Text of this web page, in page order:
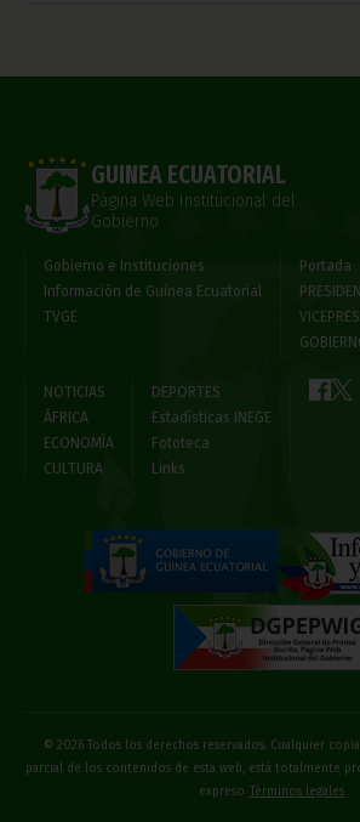
GUINEA ECUATORIAL
Página Web Institucional del
Gobierno
Gobierno e Instituciones
Información de Guinea Ecuatorial
TVGE
Portada
NOTICIAS
ÁFRICA
ECONOMÍA
CULTURA
DEPORTES
Estadísticas INEGE
Fototeca
Links
© 2026 Todos los derechos reservados. Cualquier
parcial de los contenidos de esta web, está totalmente
expreso
Términos legales